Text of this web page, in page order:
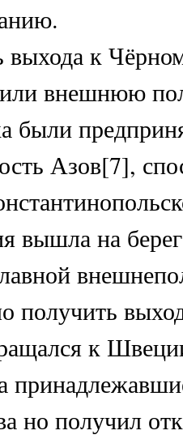
выхода к
внешнюю
были
Азов[7],
вышла на
получить
к
но получил